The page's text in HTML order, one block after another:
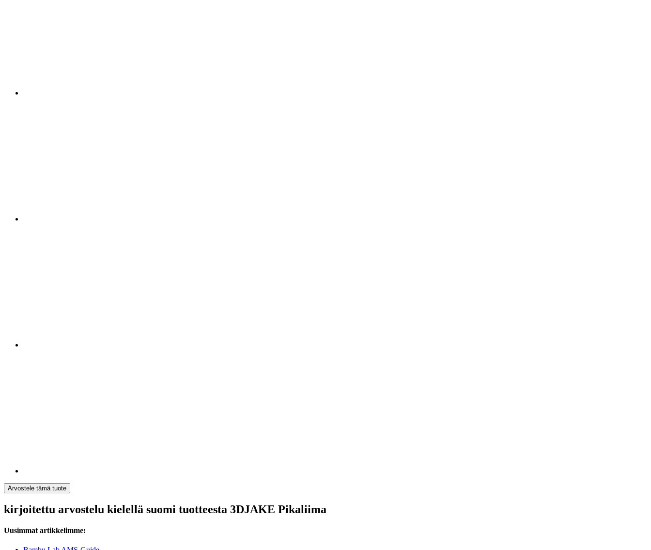
Arvostele tämä tuote
kirjoitettu arvostelu kielellä suomi tuotteesta 3DJAKE Pikaliima
Uusimmat artikkelimme: